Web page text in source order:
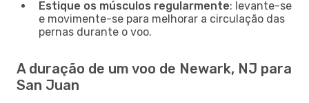
Estique os músculos regularmente: levante-se
e movimente-se para melhorar a circulação das
pernas durante o voo.
A duração de um voo de Newark, NJ para
San Juan